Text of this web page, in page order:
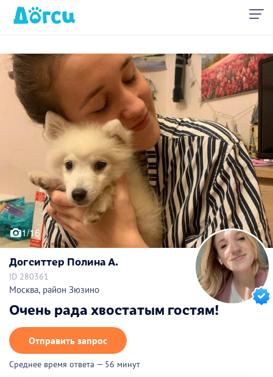
1/16
Догситтер Полина А.
ID 280361
Москва, район Зюзино
Очень рада хвостатым гостям!
Отправить запрос
Среднее время ответа — 56 минут